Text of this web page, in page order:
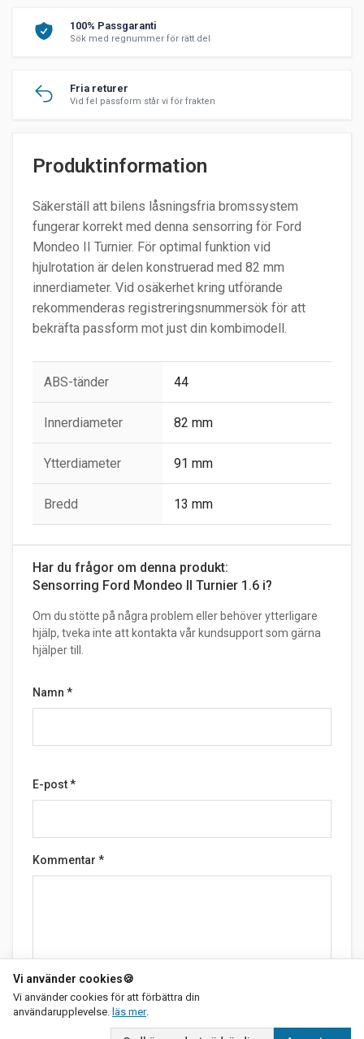
100% Passgaranti
Sök med regnummer för rätt del
Fria returer
Vid fel passform står vi för frakten
Produktinformation
Säkerställ att bilens låsningsfria bromssystem
fungerar korrekt med denna sensorring för Ford
Mondeo II Turnier. För optimal funktion vid
hjulrotation är delen konstruerad med 82 mm
innerdiameter. Vid osäkerhet kring utförande
rekommenderas registreringsnummersök för att
bekräfta passform mot just din kombimodell.
ABS-tänder 44
Innerdiameter 82 mm
Ytterdiameter 91 mm
Bredd 13 mm
Har du frågor om denna produkt:
Sensorring Ford Mondeo II Turnier 1.6 i?
Om du stötte på några problem eller behöver ytterligare
hjälp, tveka inte att kontakta vår kundsupport som gärna
hjälper till.
Namn *
E-post*
Kommentar *
Vi använder cookies🍪
Vi använder cookies för att förbättra din
användarupplevelse. läs merom vår integritetspolicy
.